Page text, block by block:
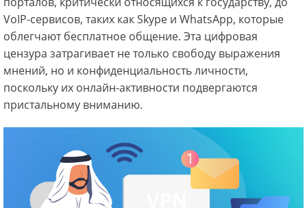
VoIP-сервисов, таких как Skype и WhatsApp, которые
облегчают бесплатное общение. Эта цифровая
цензура затрагивает не только свободу выражения
мнений, но и конфиденциальность личности,
поскольку их онлайн-активности подвергаются
пристальному вниманию.